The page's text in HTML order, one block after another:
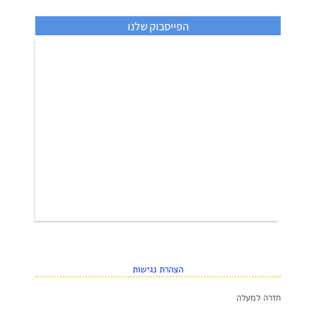
הפייסבוק שלנו
הצהרת נגישות
חזרה למעלה